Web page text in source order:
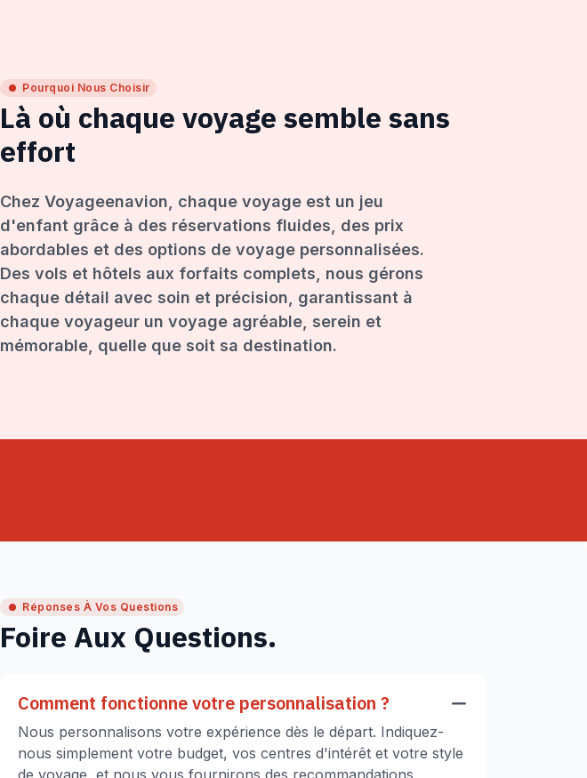
Pourquoi Nous Choisir
Là où chaque voyage semble sans
effort
Chez Voyageenavion, chaque voyage est un jeu
d'enfant grâce à des réservations fluides, des prix
abordables et des options de voyage personnalisées.
Des vols et hôtels aux forfaits complets, nous gérons
chaque détail avec soin et précision, garantissant à
chaque voyageur un voyage agréable, serein et
mémorable, quelle que soit sa destination.
Réponses À Vos Questions
Foire Aux Questions.
Comment fonctionne votre personnalisation ?
Nous personnalisons votre expérience dès le départ. Indiquez-
nous simplement votre budget, vos centres d'intérêt et votre style
de voyage, et nous vous fournirons des recommandations